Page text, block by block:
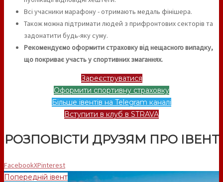
Всі учасники марафону - отримають медаль фінішера.
Також можна підтримати людей з прифронтових секторів та
задонатити будь-яку суму.
Рекомендуємо оформити страховку від нещасного випадку,
що покриває участь у спортивних змаганнях.
Зареєструватися
Оформити спортивну страховку
Більше івентів на Telegram каналі
Вступити в клуб в STRAVA
РОЗПОВІСТИ ДРУЗЯМ ПРО ІВЕНТ
FacebookXPinterest
Попередній івент